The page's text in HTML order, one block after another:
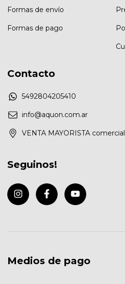
Formas de envío
Formas de pago
Contacto
5492804205410
info@aquon.com.ar
VENTA MAYORISTA
Seguinos!
Medios de pago